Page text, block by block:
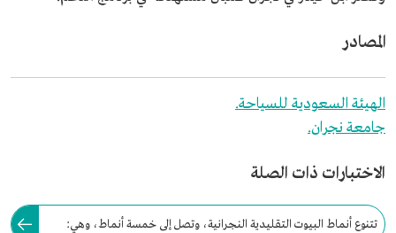
المصادر
الهيئة السعودية للسياحة.
جامعة نجران.
الاختبارات ذات الصلة
تتنوع أنماط البيوت التقليدية النجرانية، وتصل إلى خمسة أنماط، وهي: